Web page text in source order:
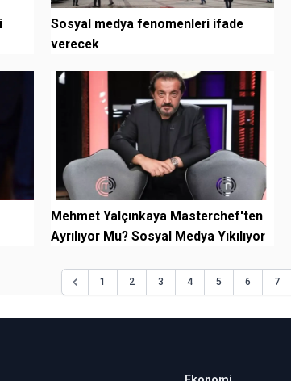
Sosyal medya fenomenleri ifade
verecek
Mehmet Yalçınkaya Masterchef'ten
Ayrılıyor Mu? Sosyal Medya Yıkılıyor
1 2 3 4 5 6 7